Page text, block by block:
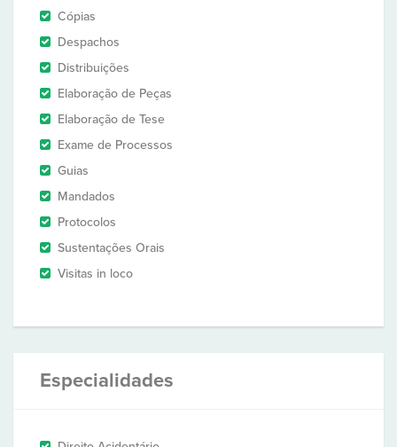
Cópias
Despachos
Distribuições
Elaboração de Peças
Elaboração de Tese
Exame de Processos
Guias
Mandados
Protocolos
Sustentações Orais
Visitas in loco
Especialidades